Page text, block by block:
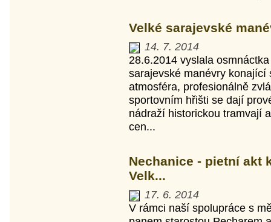
Velké sarajevské
14. 7. 2014
28.6.2014 vyslala
sarajevské manévry konající
atmosféra, profesionálně
sportovním hřišti se dají
nádraží historickou tramvají
cen...
Nechanice - pietní akt
Velk...
17. 6. 2014
V rámci naší spolupráce s